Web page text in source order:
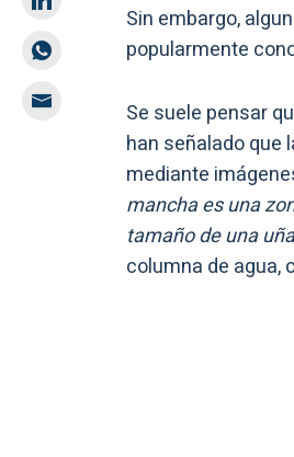
Sin embargo,
popularmente
Se suele pensar
han señalado que
mediante
mancha es una
tamaño de una
columna de